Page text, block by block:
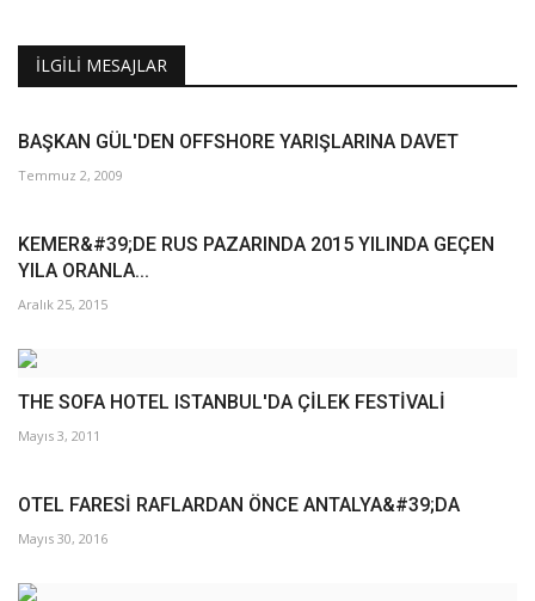
İLGILI MESAJLAR
BAŞKAN GÜL'DEN OFFSHORE YARIŞLARINA DAVET
Temmuz 2, 2009
KEMER&#39;DE RUS PAZARINDA 2015 YILINDA GEÇEN
YILA ORANLA...
Aralık 25, 2015
THE SOFA HOTEL ISTANBUL'DA ÇİLEK FESTİVALİ
Mayıs 3, 2011
OTEL FARESİ RAFLARDAN ÖNCE ANTALYA&#39;DA
Mayıs 30, 2016